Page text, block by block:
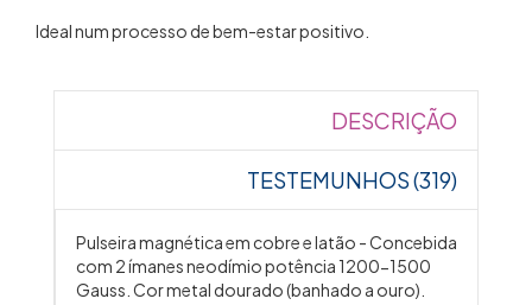
Ideal num processo de bem-estar positivo.
DESCRIÇÃO
TESTEMUNHOS (319)
Pulseira magnética em cobre e latão - Concebida
com 2 ímanes neodímio potência 1200-1500
Gauss. Cor metal dourado (banhado a ouro).